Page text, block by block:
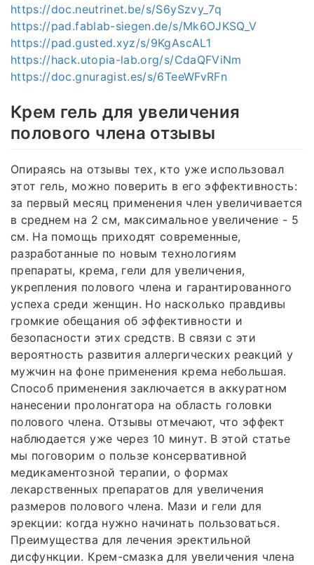
https://doc.neutrinet.be/s/S6ySzvy_7q
https://pad.fablab-siegen.de/s/Mk6OJKSQ_V
https://pad.gusted.xyz/s/9KgAscAL1
https://hack.utopia-lab.org/s/CdaQFViNm
https://doc.gnuragist.es/s/6TeeWFvRFn
Крем гель для увеличения
полового члена отзывы
Опираясь на отзывы тех, кто уже использовал
этот гель, можно поверить в его эффективность:
за первый месяц применения член увеличивается
в среднем на 2 см, максимальное увеличение - 5
см. На помощь приходят современные,
разработанные по новым технологиям
препараты, крема, гели для увеличения,
укрепления полового члена и гарантированного
успеха среди женщин. Но насколько правдивы
громкие обещания об эффективности и
безопасности этих средств. В связи с эти
вероятность развития аллергических реакций у
мужчин на фоне применения крема небольшая.
Способ применения заключается в аккуратном
нанесении пролонгатора на область головки
полового члена. Отзывы отмечают, что эффект
наблюдается уже через 10 минут. В этой статье
мы поговорим о пользе консервативной
медикаментозной терапии, о формах
лекарственных препаратов для увеличения
размеров полового члена. Мази и гели для
эрекции: когда нужно начинать пользоваться.
Преимущества для лечения эректильной
дисфункции. Крем-смазка для увеличения члена